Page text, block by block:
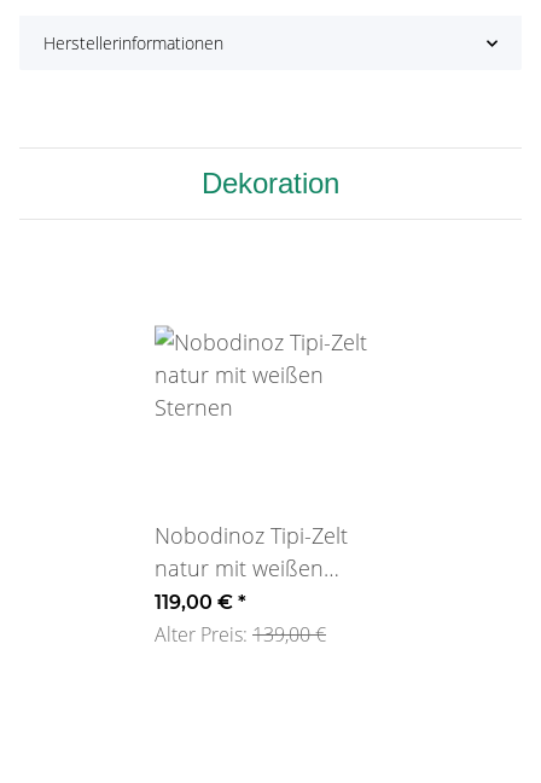
Herstellerinformationen
Dekoration
Nobodinoz Tipi-Zelt
natur mit weißen
Sternen
119,00 € *
Alter Preis: 139,00 €